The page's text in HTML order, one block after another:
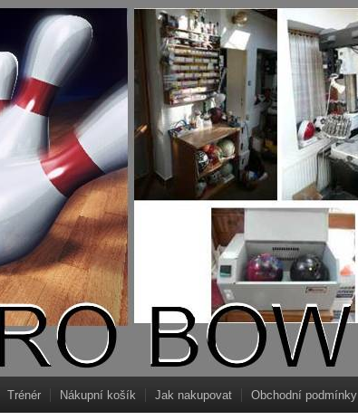
Trénér Nákupní košík Jak nakupovat Obchodní podmínky